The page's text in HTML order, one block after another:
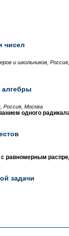
чисел
и школьников, Россия,
алгебры
Россия, Москва
одного
с равномерным
задачи